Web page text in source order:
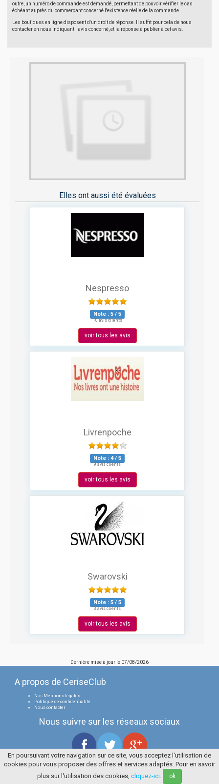
outre, un numéro de commande est demandé, permettant de pouvoir vérifier le cas
échéant auprès du commerçant concerné l'existence réelle de la commande.
Les boutiques en ligne disposent d'un droit de réponse. Il suffit pour cela de nous
contacter en nous indiquant l'avis concerné, et la réponse à publier à cet avis.
Elles ont aussi été évaluées
Nespresso
Note : 5 / 5
10 avis clients
voir tous les avis
Livrenpoche
Note : 4/ 5
9 avis clients
voir tous les avis
Swarovski
Note : 5 / 5
3 avis clients
voir tous les avis
Dernière mise à jour le 07/08/2026
A propos de CeriseClub
Nos Mentions légales
Politique de confidentialité
Nous contacter
Nous suivre sur les réseaux sociaux
Tous droits réservés
La Cerise Bleue 2006 / 2026
En poursuivant votre navigation sur ce site, vous acceptez l'utilisation de
cookies pour vous proposer des offres et services adaptés. Pour en savoir
plus sur l'utilisation des cookies, cliquez-ici ok